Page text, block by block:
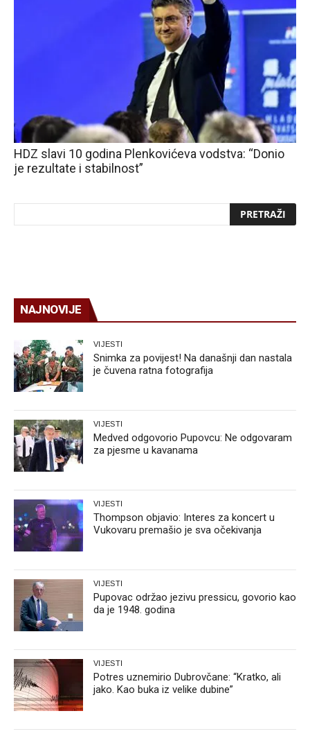
HDZ slavi 10 godina Plenkovićeva vodstva: “Donio
je rezultate i stabilnost”
NAJNOVIJE
VIJESTI
Snimka za povijest! Na današnji dan nastala
je čuvena ratna fotografija
VIJESTI
Medved odgovorio Pupovcu: Ne odgovaram
za pjesme u kavanama
VIJESTI
Thompson objavio: Interes za koncert u
Vukovaru premašio je sva očekivanja
VIJESTI
Pupovac održao jezivu pressicu, govorio kao
da je 1948. godina
VIJESTI
Potres uznemirio Dubrovčane: “Kratko, ali
jako. Kao buka iz velike dubine”